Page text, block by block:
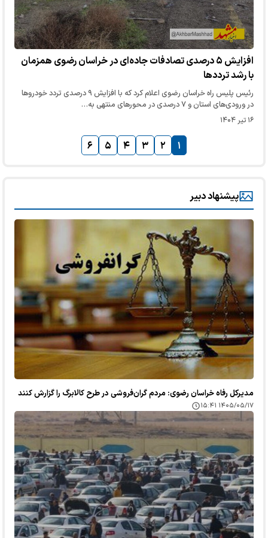
افزایش ۵ درصدی تصادفات جاده‌ای در خراسان رضوی همزمان
با رشد ترددها
رئیس پلیس راه خراسان رضوی اعلام کرد که با افزایش ۹ درصدی تردد خودروها
در ورودی‌های استان و ۷ درصدی در محورهای منتهی به…
۱۶ تیر ۱۴۰۴
۱ ۲ ۳ ۴ ۵ ۶
پیشنهاد دبیر
مدیرکل رفاه خراسان رضوی: مردم گران‌فروشی در طرح کالابرگ را گزارش کنند
۱۴۰۵/۰۵/۱۷ ۱۵:۴۱